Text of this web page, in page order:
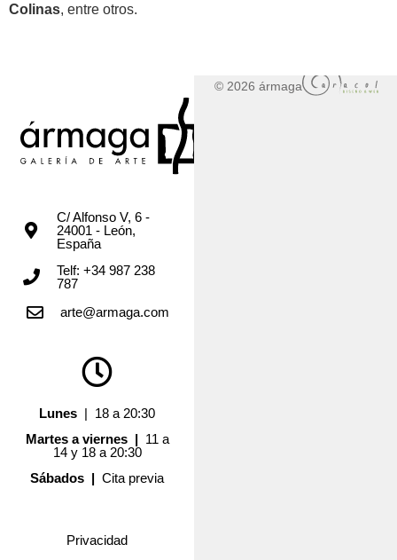
Colinas, entre otros.
C/ Alfonso V, 6 -
24001 - León,
España
Telf: +34 987 238
787
arte@armaga.com
Lunes | 18 a 20:30
Martes a viernes | 11 a
14 y 18 a 20:30
Sábados |Cita previa
Privacidad
© 2026 ármaga